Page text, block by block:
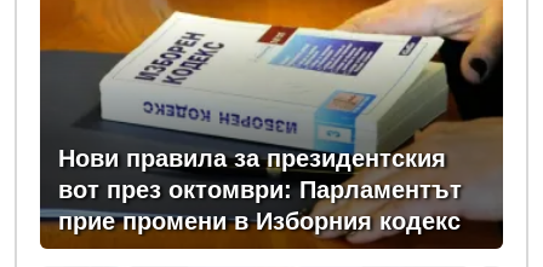
Нови правила за президентския
вот през октомври: Парламентът
прие промени в Изборния кодекс